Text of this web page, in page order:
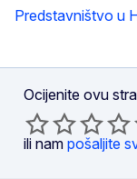
Predstavništvo u
Ocijenite ovu
ili nam pošaljite